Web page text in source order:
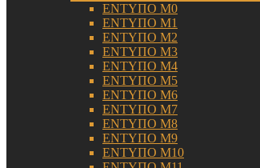
ΕΝΤΥΠΟ Μ0
ΕΝΤΥΠΟ Μ1
ΕΝΤΥΠΟ Μ2
ΕΝΤΥΠΟ Μ3
ΕΝΤΥΠΟ Μ4
ΕΝΤΥΠΟ Μ5
ΕΝΤΥΠΟ Μ6
ΕΝΤΥΠΟ Μ7
ΕΝΤΥΠΟ Μ8
ΕΝΤΥΠΟ Μ9
ΕΝΤΥΠΟ Μ10